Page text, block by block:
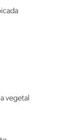
vegetal